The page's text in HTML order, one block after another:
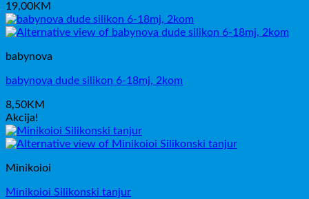
19,00KM
babynova
babynova dude silikon 6-18mj, 2kom
8,50KM
Akcija!
Minikoioi
Minikoioi Silikonski tanjur